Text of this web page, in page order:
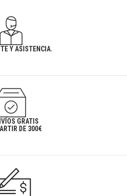
Y ASISTENCIA.
GRATIS
DE 300€